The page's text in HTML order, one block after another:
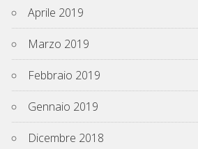
Aprile 2019
Marzo 2019
Febbraio 2019
Gennaio 2019
Dicembre 2018